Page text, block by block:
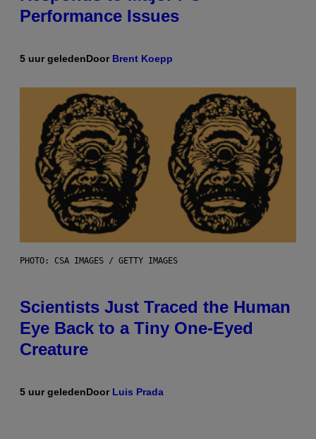
Performance Issues
5 uur geledenDoor Brent Koepp
PHOTO: CSA IMAGES / GETTY IMAGES
Scientists Just Traced the Human
Eye Back to a Tiny One-Eyed
Creature
5 uur geledenDoor Luis Prada